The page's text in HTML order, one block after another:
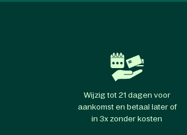
Wijzig tot 21 dagen voor
aankomst en betaal later of
in 3x zonder kosten